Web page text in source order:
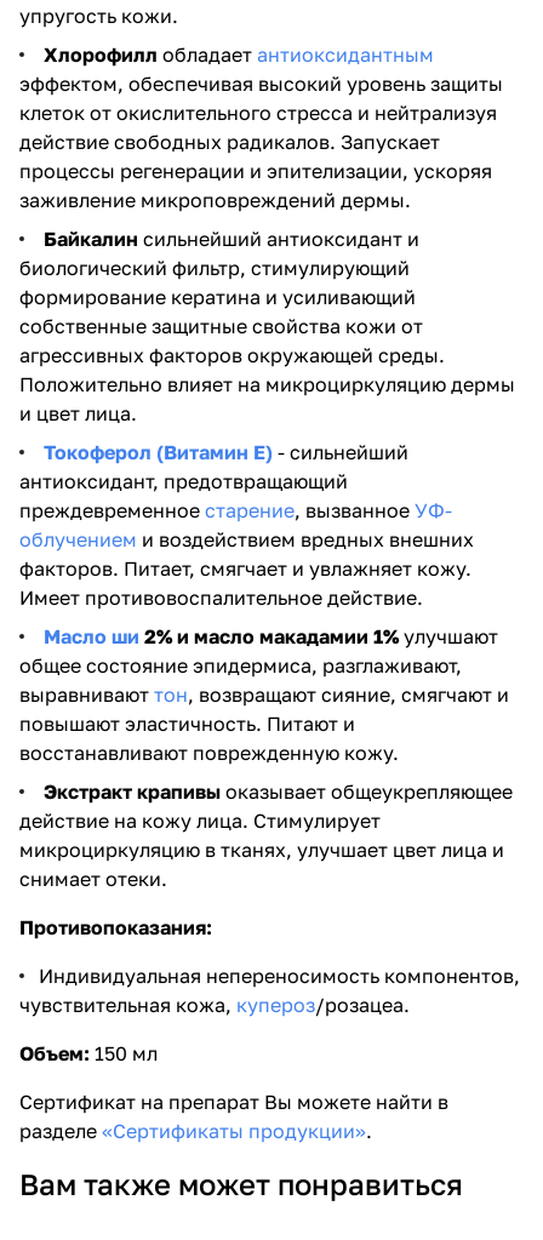
упругость кожи.
Хлорофилл обладает антиоксидантным
эффектом, обеспечивая высокий уровень защиты
клеток от окислительного стресса и нейтрализуя
действие свободных радикалов. Запускает
процессы регенерации и эпителизации, ускоряя
заживление микроповреждений дермы.
Байкалин сильнейший антиоксидант и
биологический фильтр, стимулирующий
формирование кератина и усиливающий
собственные защитные свойства кожи от
агрессивных факторов окружающей среды.
Положительно влияет на микроциркуляцию дермы
и цвет лица.
Токоферол (Витамин Е) - сильнейший
антиоксидант, предотвращающий
преждевременное старение, вызванное УФ-
облучением и воздействием вредных внешних
факторов. Питает, смягчает и увлажняет кожу.
Имеет противовоспалительное действие.
Масло ши 2% и масло макадамии 1%улучшают
общее состояние эпидермиса, разглаживают,
выравнивают тон, возвращают сияние, смягчают и
повышают эластичность. Питают и
восстанавливают поврежденную кожу.
Экстракт крапивы оказывает общеукрепляющее
действие на кожу лица. Стимулирует
микроциркуляцию в тканях, улучшает цвет лица и
снимает отеки.
Противопоказания:
Индивидуальная непереносимость компонентов,
чувствительная кожа, купероз/розацеа.
Объем: 150 мл
Сертификат на препарат Вы можете найти в
разделе «Сертификаты продукции».
Вам также может понравиться